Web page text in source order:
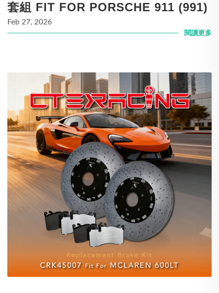
套組 FIT FOR PORSCHE 911 (991)
Feb 27, 2026
閱讀更多